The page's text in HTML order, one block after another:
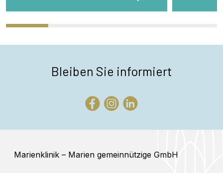
Bleiben Sie informiert
Marienklinik – Marien gemeinnützige GmbH